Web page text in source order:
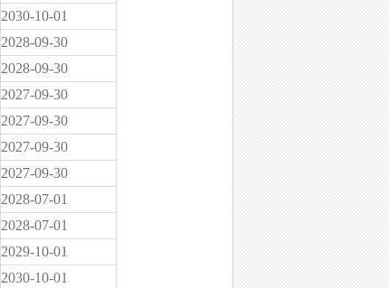
2030-10-01
2028-09-30
2028-09-30
2027-09-30
2027-09-30
2027-09-30
2027-09-30
2028-07-01
2028-07-01
2029-10-01
2030-10-01